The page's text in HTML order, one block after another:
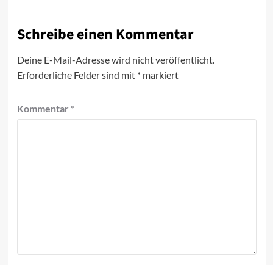
Schreibe einen Kommentar
Deine E-Mail-Adresse wird nicht veröffentlicht.
Erforderliche Felder sind mit *markiert
Kommentar *